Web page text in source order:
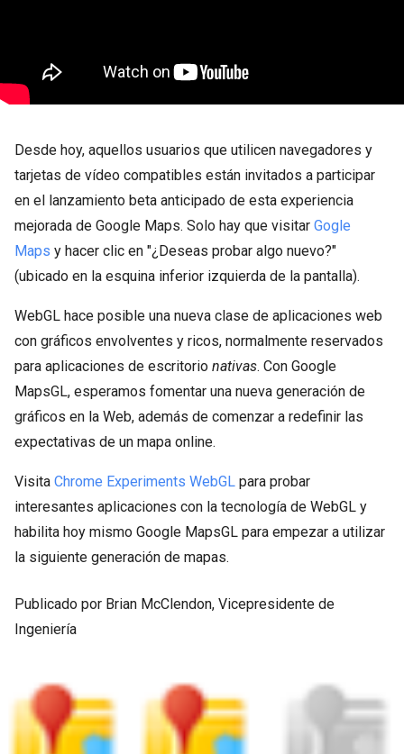
Desde hoy, aquellos usuarios que utilicen navegadores y
tarjetas de vídeo compatibles están invitados a participar
en el lanzamiento beta anticipado de esta experiencia
mejorada de Google Maps. Solo hay que visitar Gogle
Maps y hacer clic en "¿Deseas probar algo nuevo?"
(ubicado en la esquina inferior izquierda de la pantalla).
WebGL hace posible una nueva clase de aplicaciones web
con gráficos envolventes y ricos, normalmente reservados
para aplicaciones de escritorio nativas. Con Google
MapsGL, esperamos fomentar una nueva generación de
gráficos en la Web, además de comenzar a redefinir las
expectativas de un mapa online.
Visita Chrome Experiments WebGL para probar
interesantes aplicaciones con la tecnología de WebGL y
habilita hoy mismo Google MapsGL para empezar a utilizar
la siguiente generación de mapas.
Publicado por Brian McClendon, Vicepresidente de
Ingeniería